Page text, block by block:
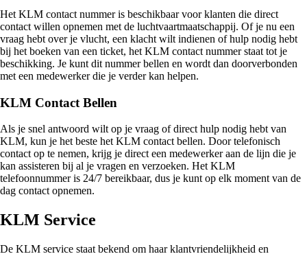
Het KLM contact nummer is beschikbaar voor klanten die direct
contact willen opnemen met de luchtvaartmaatschappij. Of je nu een
vraag hebt over je vlucht, een klacht wilt indienen of hulp nodig hebt
bij het boeken van een ticket, het KLM contact nummer staat tot je
beschikking. Je kunt dit nummer bellen en wordt dan doorverbonden
met een medewerker die je verder kan helpen.
KLM Contact Bellen
Als je snel antwoord wilt op je vraag of direct hulp nodig hebt van
KLM, kun je het beste het KLM contact bellen. Door telefonisch
contact op te nemen, krijg je direct een medewerker aan de lijn die je
kan assisteren bij al je vragen en verzoeken. Het KLM
telefoonnummer is 24/7 bereikbaar, dus je kunt op elk moment van de
dag contact opnemen.
KLM Service
De KLM service staat bekend om haar klantvriendelijkheid en